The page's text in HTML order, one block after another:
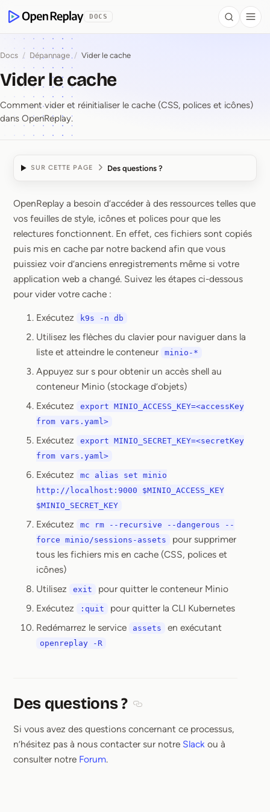
OpenReplay
DOCS Search
Docs / Dépannage / Vider le cache
Vider le cache
Comment vider et réinitialiser le cache (CSS, polices et icônes)
dans OpenReplay.
SUR CETTE PAGE Des questions ?
Vider le cache
OpenReplay a besoin d’accéder à des ressources telles que
vos feuilles de style, icônes et polices pour que les
relectures fonctionnent. En effet, ces fichiers sont copiés
puis mis en cache par notre backend afin que vous
puissiez voir d’anciens enregistrements même si votre
application web a changé. Suivez les étapes ci-dessous
pour vider votre cache :
Exécutez k9s -n db
Utilisez les flèches du clavier pour naviguer dans la
liste et atteindre le conteneur
minio-*
Appuyez sur s pour obtenir un accès shell au
conteneur Minio (stockage d’objets)
Exécutez
export MINIO_ACCESS_KEY=<accessKey
from vars.yaml>
Exécutez
export MINIO_SECRET_KEY=<secretKey
from vars.yaml>
Exécutez
mc alias set minio
http://localhost:9000 $MINIO_ACCESS_KEY
$MINIO_SECRET_KEY
Exécutez
mc rm --recursive --dangerous --
force minio/sessions-assets
pour supprimer
tous les fichiers mis en cache (CSS, polices et
icônes)
Utilisez
exit
pour quitter le conteneur Minio
Exécutez
:quit
pour quitter la CLI Kubernetes
Redémarrez le service
assets en exécutant
openreplay -R
Des questions ?
Si vous avez des questions concernant ce processus,
n’hésitez pas à nous contacter sur notre Slack ou à
consulter notre Forum.